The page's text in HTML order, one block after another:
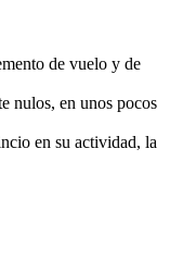
de vuelo y de
nulos, en unos pocos
en su actividad, la